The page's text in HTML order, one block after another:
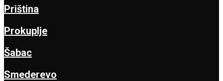
Priština
Prokuplje
Šabac
Smederevo